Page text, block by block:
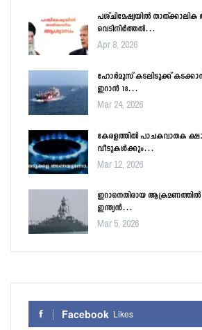
പശ്ചിമേഷ്യയിൽ
വെടിനിർത്തൽ…
Apr 8, 2026
ഹോർമൂസ് കടലിടുക്ക് കടക്കാൻ
ഇറാൻ 18…
Mar 24, 2026
കേരളത്തിൽ പാചകവാതക
വീടുകൾക്കും…
Mar 12, 2026
ഇറാനെതിരായ
ഇന്ത്യൻ…
Mar 5, 2026
Facebook Likes